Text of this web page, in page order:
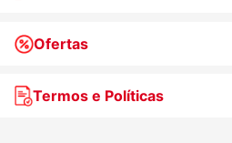
Quem somos
Nossas lojas
Ofertas
WhatsApp de Ofertas
Termos e Políticas